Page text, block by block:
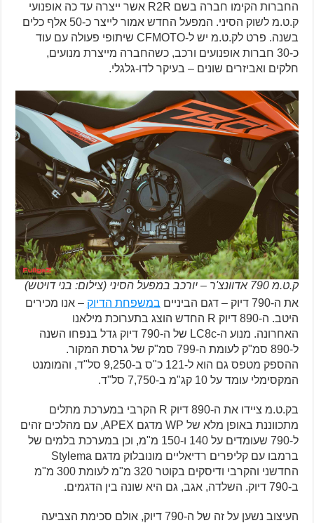
החברות הקימו חברה בשם R2R אשר ייצרה עד כה אופנועי
ק.ט.מ לשוק הסיני. המפעל החדש אמור לייצר כ-50 אלף כלים
בשנה. פרט לק.ט.מ יש ל-CFMOTO שיתופי פעולה עם עוד
כ-30 חברות אופנועים ורכב, כשהחברה מייצרת מנועים,
חלקים ואביזרים שונים – בעיקר לדו-גלגלי.
ק.ט.מ 790 אדוונצ'ר – יורכב במפעל הסיני (צילום: בני דויטש)
את ה-790 דיוק – דגם הביניים
במשפחת הדיוק – אנו מכירים
היטב. ה-890 דיוק R החדש הוצג בתערוכת מילאנו
האחרונה. מנוע ה-LC8c של ה-790 דיוק גדל בנפחו השנה
ל-890 סמ"ק לעומת ה-799 סמ"ק של גרסת המקור.
ההספק מטפס גם הוא ל-121 כ"ס ב-9,250 סל"ד, והמומנט
המקסימלי עומד על 10 קג"מ ב-7,750 סל"ד.
בק.ט.מ ציידו את ה-890 דיוק R הקרבי במערכת מתלים
מתכווננת באופן מלא של WP מדגם APEX, עם מהלכים זהים
ל-790 שעומדים על 140 ו-150 מ"מ, וכן במערכת בלמים של
ברמבו עם קליפרים רדיאליים מונובלוק מדגם Stylema
החדשני והקרבי ודיסקים בקוטר 320 מ"מ לעומת 300 מ"מ
ב-790 דיוק. השלדה, אגב, גם היא שונה בין הדגמים.
העיצוב נשען על זה של ה-790 דיוק, אולם סכימת הצביעה